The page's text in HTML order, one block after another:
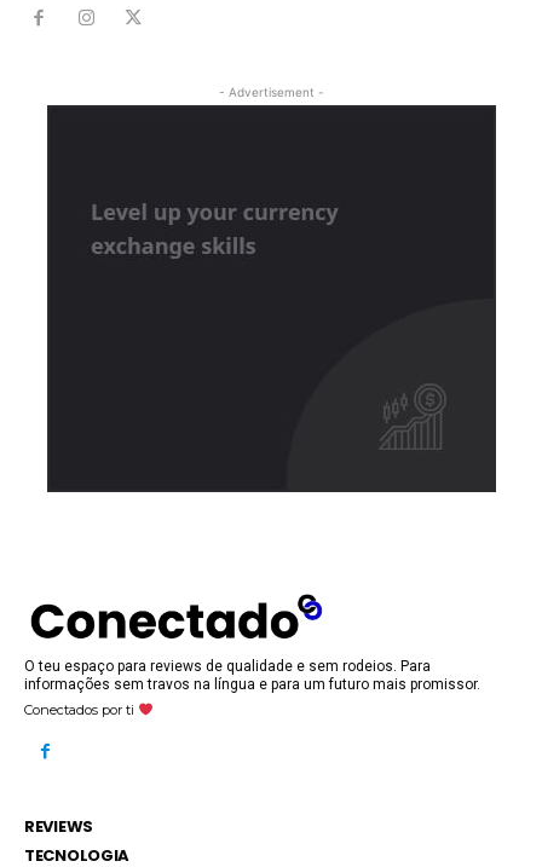
- Advertisement -
O teu espaço para reviews de qualidade e sem rodeios. Para
informações sem travos na língua e para um futuro mais promissor.
Conectados por ti
REVIEWS
TECNOLOGIA